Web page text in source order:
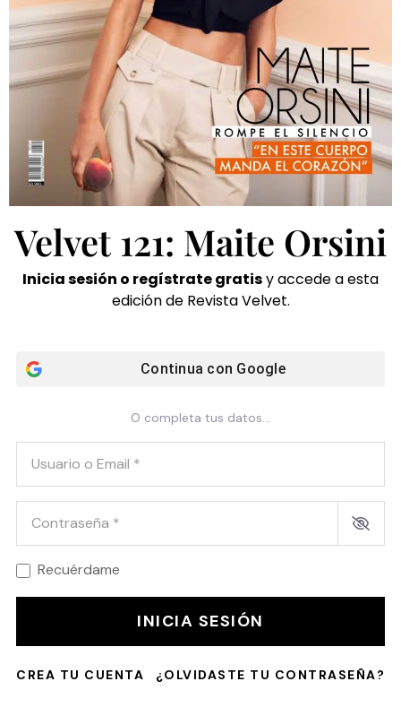
Velvet 121: Maite Orsini
Inicia sesión o regístrate gratisy accede a esta
edición de Revista Velvet.
Continua con Google
O completa tus datos...
Usuario o Email*
Contraseña*
Recuérdame
INICIA SESIÓN
CREA TU CUENTA ¿OLVIDASTE TU CONTRASEÑA?